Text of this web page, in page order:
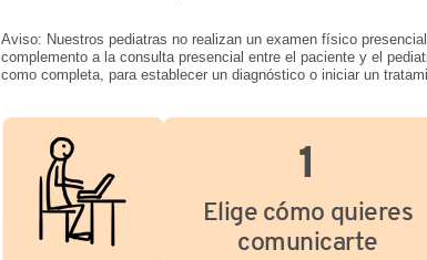
Aviso: Nuestros pediatras no realizan un examen físico
complemento a la consulta presencial entre el paciente y el
como completa, para establecer un diagnóstico o iniciar un
1
Elige cómo quieres
comunicarte